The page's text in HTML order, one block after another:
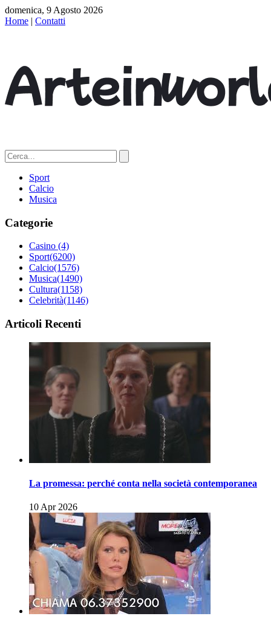
domenica, 9 Agosto 2026
Home | Contatti
Sport
Calcio
Musica
Categorie
Casino (4)
Sport(6200)
Calcio(1576)
Musica(1490)
Cultura(1158)
Celebrità(1146)
Articoli Recenti
La promessa: perché conta nella società contemporanea
10 Apr 2026